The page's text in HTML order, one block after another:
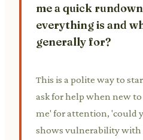
me a quick
everything is and
generally for?
This is a polite way to
ask for help when new to
me' for attention, 'could
shows vulnerability